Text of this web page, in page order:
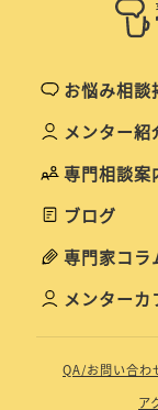
お悩み相談
メンター紹
専門相談案
ブログ
専門家コラ
メンターカ
QA/お問い合わ
ア